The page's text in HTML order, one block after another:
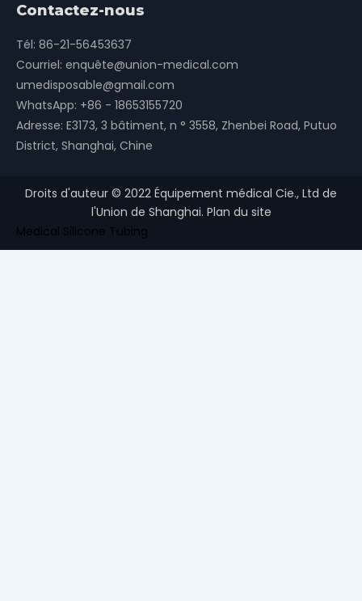
Contactez-nous
Tél: 86-21-56453637
Courriel: enquête@union-medical.com
umedisposable@gmail.com
WhatsApp: +86 - 18653155720
Adresse: E3173, 3 bâtiment, n ° 3558, Zhenbei Road, Putuo
District, Shanghai, Chine
Droits d'auteur © 2022 Équipement médical Cie., Ltd de
l'Union de Shanghai. Plan du site
Medical Silicone Tubing